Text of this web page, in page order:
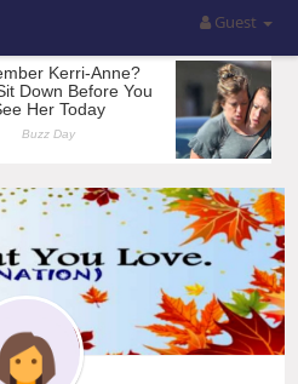
Guest